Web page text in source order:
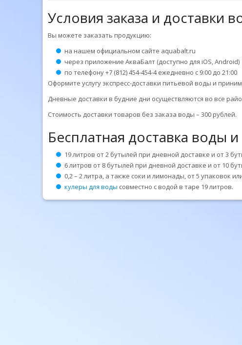
Условия заказа и доставки
Вы можете заказать продукцию:
на нашем официальном сайте aquabalt.ru
через приложение АкваБалт (доступно для iOS, Android)
по телефону +7 (812) 454-454-4 ежедневно с 9:00 до 21:00
Оформите услугу экспресс-доставки питьевой воды и
Дневные доставки в будние дни осуществляются во все
Стоимость доставки товаров без заказа воды – 300 рублей.
Бесплатная доставка воды
19 литров от 2 бутылей при дневной доставке и от 3
6 литров от 8 бутылей при дневной доставке и от 10
0,2 – 2 литра, а также соки и лимонады, от 5 упаковок
кулеры для воды совместно с водой в таре 19 литров.